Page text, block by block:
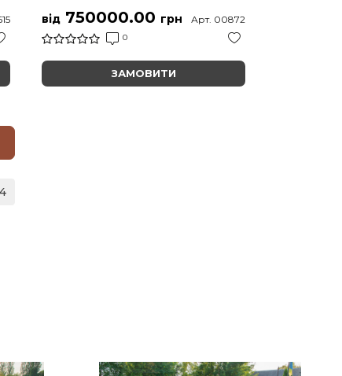
від 750000.00 грн
0
Арт. 00872
ЗАМОВИТИ
4